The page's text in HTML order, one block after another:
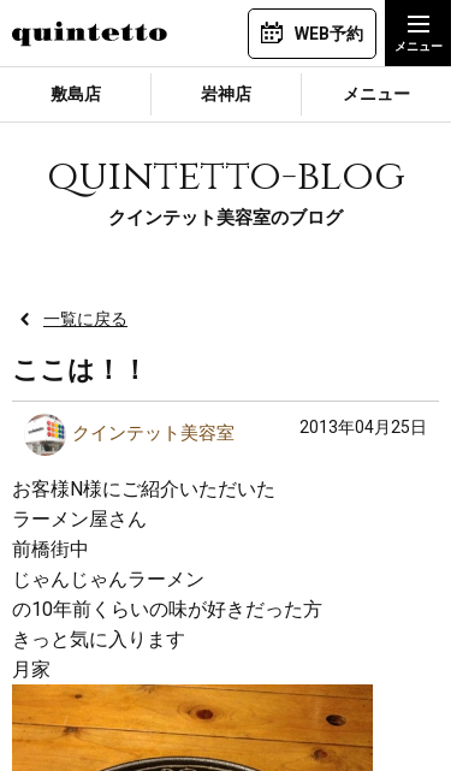
WEB予約
敷島店 岩神店 メニュー
quintetto-blog
クインテット美容室のブログ
一覧に戻る
ここは！！
クインテット美容室 2013年04月25日
お客様N様にご紹介いただいた
ラーメン屋さん
前橋街中
じゃんじゃんラーメン
の10年前くらいの味が好きだった方
きっと気に入ります
月家